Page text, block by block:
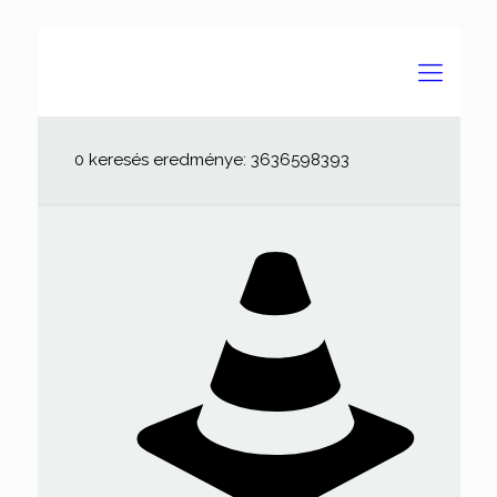
0 keresés eredménye: 3636598393